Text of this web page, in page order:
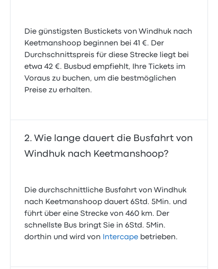
Die günstigsten Bustickets von Windhuk nach
Keetmanshoop beginnen bei 41 €. Der
Durchschnittspreis für diese Strecke liegt bei
etwa 42 €. Busbud empfiehlt, Ihre Tickets im
Voraus zu buchen, um die bestmöglichen
Preise zu erhalten.
Wie lange dauert die Busfahrt von
Windhuk nach Keetmanshoop?
Die durchschnittliche Busfahrt von Windhuk
nach Keetmanshoop dauert 6Std. 5Min. und
führt über eine Strecke von 460 km. Der
schnellste Bus bringt Sie in 6Std. 5Min.
dorthin und wird von
Intercape betrieben.